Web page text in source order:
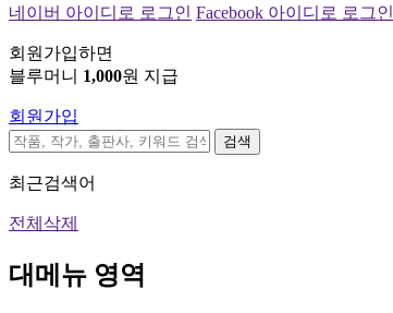
네이버 아이디로 로그인 Facebook 아이디로 로그인
회원가입하면
블루머니 1,000원 지급
회원가입
검색
최근검색어
전체삭제
대메뉴 영역